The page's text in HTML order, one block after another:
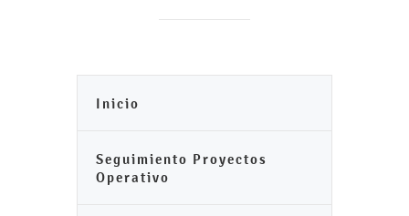
Inicio
Seguimiento Proyectos
Operativo